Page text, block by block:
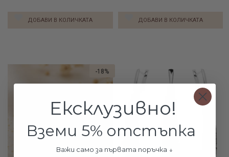
ДОБАВИ В КОЛИЧКАТА ДОБАВИ В КОЛИЧКАТА
-18%
Ексклузивно!
Вземи 5% отстъпка
Важи само за първата поръчка ↓